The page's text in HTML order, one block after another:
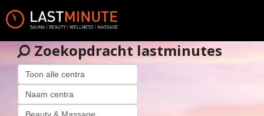
Zoekopdracht lastminutes